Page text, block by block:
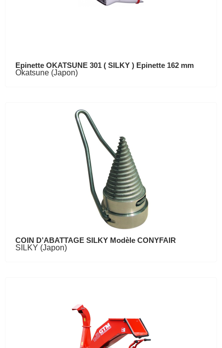
Epinette OKATSUNE 301 ( SILKY ) Epinette 162 mm
Okatsune (Japon)
COIN D’ABATTAGE SILKY Modèle CONYFAIR
SILKY (Japon)